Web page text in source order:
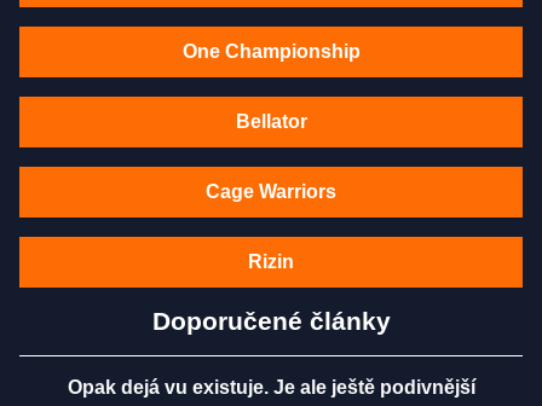
One Championship
Bellator
Cage Warriors
Rizin
Doporučené články
Opak dejá vu existuje. Je ale ještě podivnější